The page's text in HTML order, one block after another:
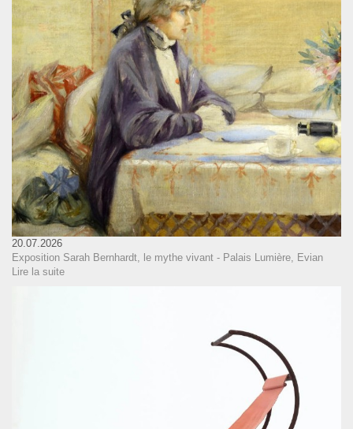
20.07.2026
Exposition Sarah Bernhardt, le mythe vivant - Palais Lumière, Evian
Lire la suite